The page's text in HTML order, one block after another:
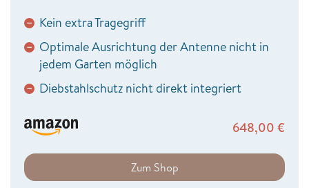
− Kein extra Tragegriff
− Optimale Ausrichtung der Antenne nicht in
jedem Garten möglich
− Diebstahlschutz nicht direkt integriert
648,00 €
Zum Shop